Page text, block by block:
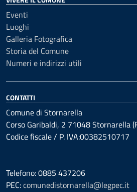
Eventi
Luoghi
Galleria Fotografica
Storia del Comune
Numeri e indirizzi utili
CONTATTI
Comune di Stornarella
Corso Garibaldi, 2 71048 Stornarella
Codice fiscale / P. IVA:00382510717
Telefono: 0885 437206
PEC:comunedistornarella@legpec.it